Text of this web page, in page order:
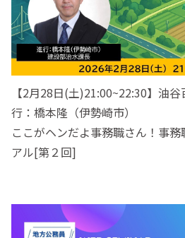
【2月28日(土)21:00~22:30】油
行：橋本隆（伊勢崎市）
ここがヘンだよ事務職さん！事
アル[第２回]